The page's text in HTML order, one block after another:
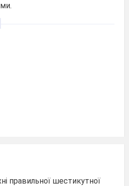
правильної шестикутної